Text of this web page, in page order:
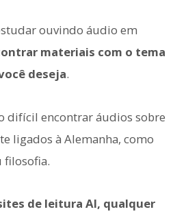
ouvindo áudio em
materiais com o tema
deseja.
difícil encontrar áudios sobre
ligados à Alemanha, como
filosofia.
de leitura AI, qualquer